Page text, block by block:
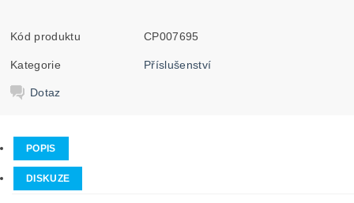
Kód produktu CP007695
Kategorie Příslušenství
Dotaz
POPIS
DISKUZE